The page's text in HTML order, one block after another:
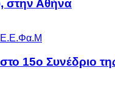
στην Αθήνα
15ο Συνέδριο